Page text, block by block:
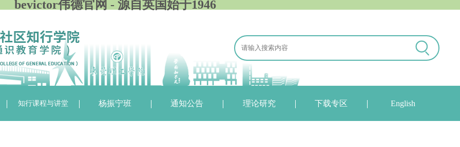
bevictor伟德官网 - 源自英国始于1946
知行课程与讲堂 杨振宁班 通知公告 理论研究 下载专区 English